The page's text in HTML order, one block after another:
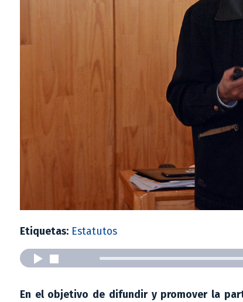
Etiquetas: Estatutos
En el objetivo de difundir y promover la